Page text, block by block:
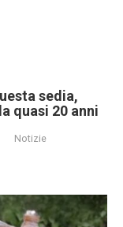
sedia,
quasi 20 anni
Notizie